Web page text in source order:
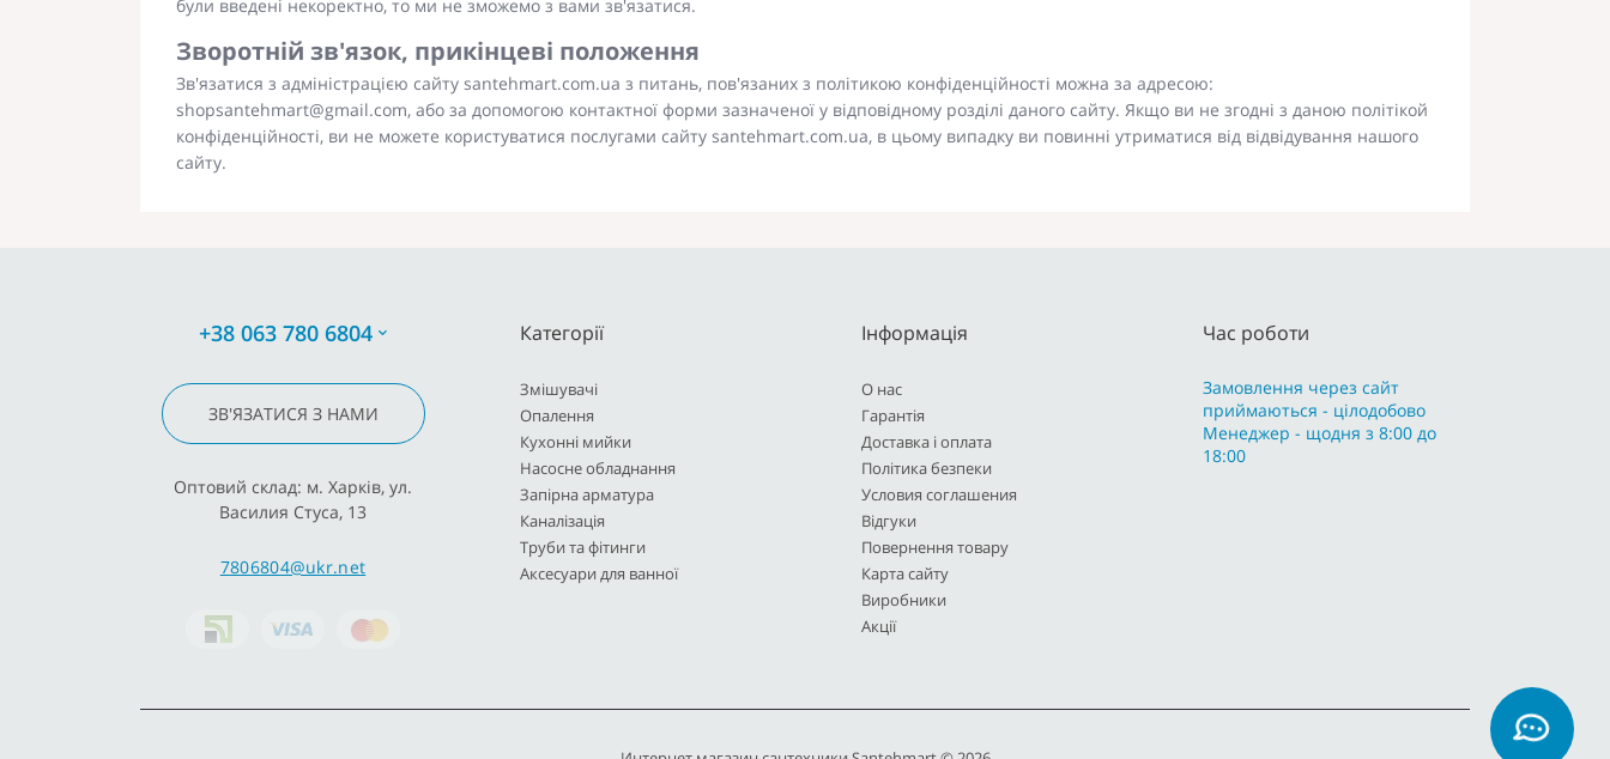
були введені некоректно, то ми не зможемо з вами зв'язатися.
Зворотній зв'язок, прикінцеві положення
Зв'язатися з адміністрацією сайту santehmart.com.ua з питань, пов'язаних з політикою конфіденційності можна за адресою:
shopsantehmart@gmail.com, або за допомогою контактної форми зазначеної у відповідному розділі даного сайту. Якщо ви не згодні з даною політікой
конфіденційності, ви не можете користуватися послугами сайту santehmart.com.ua, в цьому випадку ви повинні утриматися від відвідування нашого
сайту.
+38 063 780 6804
ЗВ'ЯЗАТИСЯ З НАМИ
Оптовий склад: м. Харків, ул.
Василия Стуса, 13
7806804@ukr.net
Категорії
Змішувачі
Опалення
Кухонні мийки
Насосне обладнання
Запірна арматура
Каналізація
Труби та фітинги
Аксесуари для ванної
Інформація
О нас
Гарантія
Доставка і оплата
Політика безпеки
Условия соглашения
Відгуки
Повернення товару
Карта сайту
Виробники
Акції
Час роботи
Замовлення через сайт
приймаються - цілодобово
Менеджер - щодня з 8:00 до
18:00